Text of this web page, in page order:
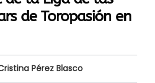
de Toropasión en
Pérez Blasco